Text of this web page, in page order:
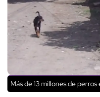
Más de 13 millones de